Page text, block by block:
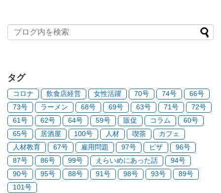
タグ
コロナ 飲食店経営 女性活躍 70号 74号
66号
73号
ラーメン 68号 69号 63号 71号
72号
61号
62号 64号 59号 販促 コラム
60号
65号
居酒屋 100号 人材 喫茶
カフェ
人材教育
67号 雇用問題 97号 ピザ
96号
87号
86号 99号 えらいめにあった話
94号
90号
95号 88号 91号 98号 93号
89号
101号